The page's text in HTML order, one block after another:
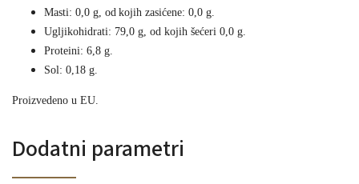
Masti: 0,0 g, od kojih zasićene: 0,0 g.
Ugljikohidrati: 79,0 g, od kojih šećeri 0,0 g.
Proteini: 6,8 g.
Sol: 0,18 g.
Proizvedeno u EU.
Dodatni parametri